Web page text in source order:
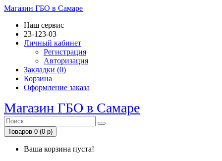
Магазин ГБО в Самаре
Наш сервис
23-123-03
Личный кабинет
Регистрация
Авторизация
Закладки (0)
Корзина
Оформление заказа
Магазин ГБО в Самаре
Товаров 0 (0 р)
Ваша корзина пуста!